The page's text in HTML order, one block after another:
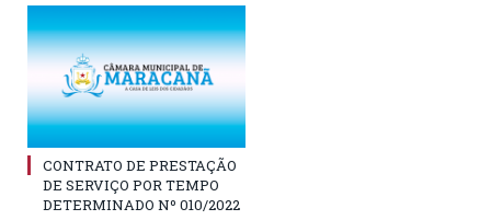
CONTRATO DE PRESTAÇÃO
DE SERVIÇO POR TEMPO
DETERMINADO Nº 010/2022